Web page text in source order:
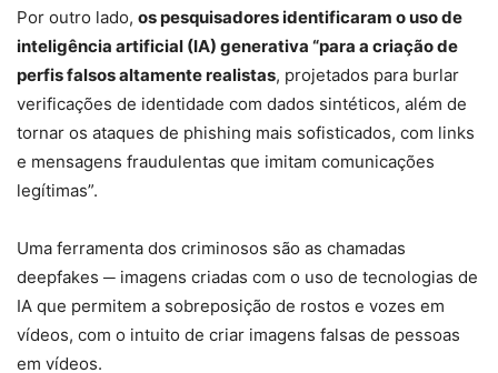
Por outro lado, os pesquisadores identificaram o uso de
inteligência artificial (IA) generativa “para a criação de
perfis falsos altamente realistas, projetados para burlar
verificações de identidade com dados sintéticos, além de
tornar os ataques de phishing mais sofisticados, com links
e mensagens fraudulentas que imitam comunicações
legítimas”.
Uma ferramenta dos criminosos são as chamadas
deepfakes ─ imagens criadas com o uso de tecnologias de
IA que permitem a sobreposição de rostos e vozes em
vídeos, com o intuito de criar imagens falsas de pessoas
em vídeos.